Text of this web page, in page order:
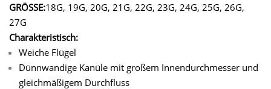
GRÖSSE:18G, 19G, 20G, 21G, 22G, 23G, 24G, 25G, 26G,
27G
Charakteristisch:
Weiche Flügel
Dünnwandige Kanüle mit großem Innendurchmesser und
gleichmäßigem Durchfluss